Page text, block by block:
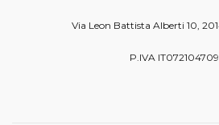
Via Leon Battista Alberti 10,
P.IVA